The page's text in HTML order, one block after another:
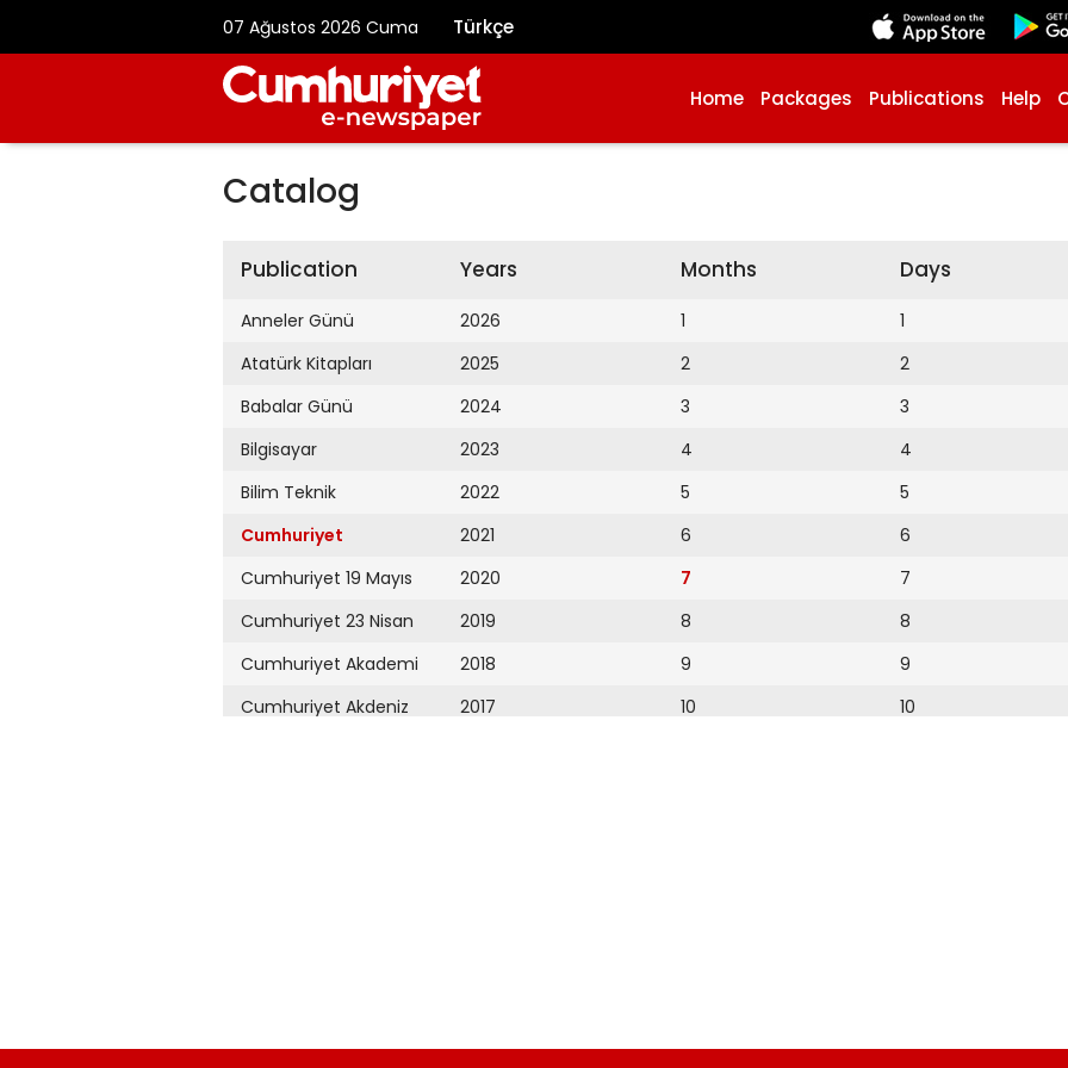
07 Ağustos 2026 Cuma Türkçe
Home Packages Publications Help
Catalog
Publication
Anneler Günü
Atatürk Kitapları
Babalar Günü
Bilgisayar
Bilim Teknik
Cumhuriyet
Cumhuriyet 19 Mayıs
Cumhuriyet 23 Nisan
Cumhuriyet Akademi
Cumhuriyet Akdeniz
Cumhuriyet Çevre
Years
2026
2025
2024
2023
2022
2021
2020
2019
2018
2017
2009
Months
1
2
3
4
5
6
7
8
9
10
Days
1
2
3
4
5
6
7
8
9
10
18